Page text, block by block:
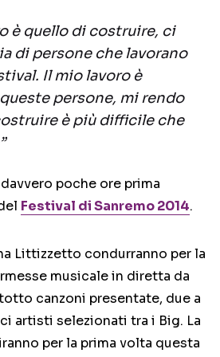
è quello di costruire, ci
di persone che lavorano
Il mio lavoro è
persone, mi rendo
è più difficile che
poche ore prima
Festival di Sanremo 2014.
Littizzetto condurranno per la
musicale in diretta da
canzoni presentate, due a
artisti selezionati tra i Big. La
per la prima volta questa